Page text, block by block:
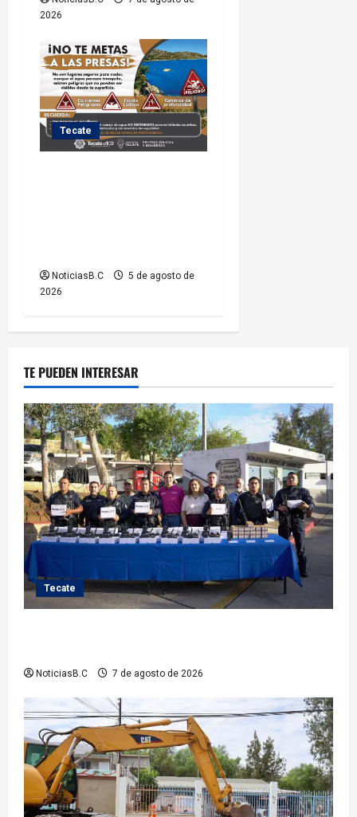
2026
Tecate
NoticiasB.C
5 de agosto de
2026
TE PUEDEN INTERESAR
Tecate
NoticiasB.C 7 de agosto de 2026